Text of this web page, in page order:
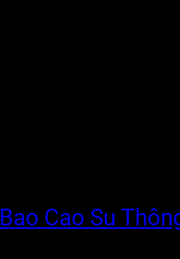
Bao Cao Su